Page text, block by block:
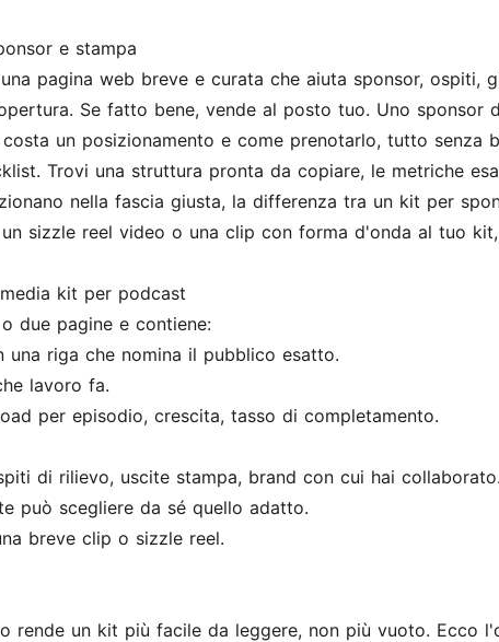
e stampa
pagina web breve e curata che aiuta sponsor, ospiti,
Se fatto bene, vende al posto tuo. Uno sponsor
un posizionamento e come prenotarlo, tutto senza
Trovi una struttura pronta da copiare, le metriche
nella fascia giusta, la differenza tra un kit per
sizzle reel video o una clip con forma d'onda al tuo
kit per podcast
due pagine e contiene:
una riga che nomina il pubblico esatto.
lavoro fa.
per episodio, crescita, tasso di completamento.
di rilievo, uscite stampa, brand con cui hai collaborato.
può scegliere da sé quello adatto.
breve clip o sizzle reel.
rende un kit più facile da leggere, non più vuoto. Ecco